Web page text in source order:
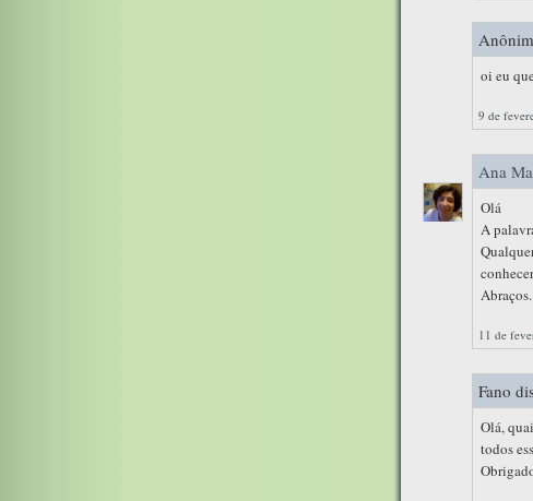
oi eu
9 de
Ana
Olá
A
Abraços.
11 de
Fano
Olá,
todos